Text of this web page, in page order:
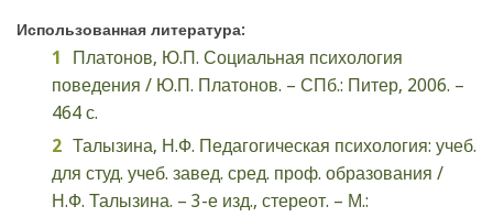
Использованная литература:
Платонов, Ю.П. Социальная психология
поведения / Ю.П. Платонов. – СПб.: Питер, 2006. –
464 с.
Талызина, Н.Ф. Педагогическая психология: учеб.
для студ. учеб. завед. сред. проф. образования /
Н.Ф. Талызина. – 3-е изд., стереот. – М.: